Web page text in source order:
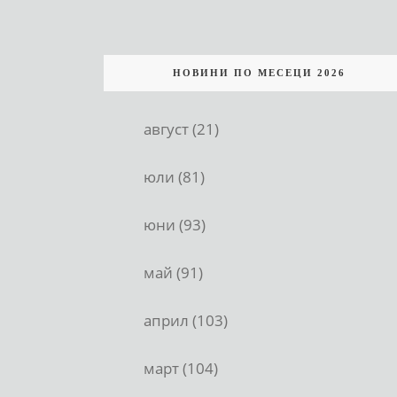
НОВИНИ ПО МЕСЕЦИ 2026
август (21)
юли (81)
юни (93)
май (91)
април (103)
март (104)